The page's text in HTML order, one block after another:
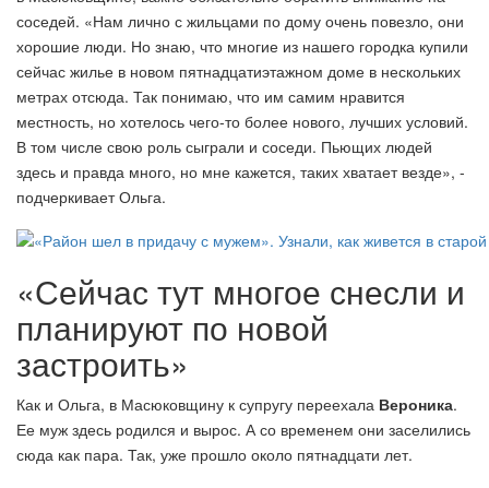
соседей. «Нам лично с жильцами по дому очень повезло, они
хорошие люди. Но знаю, что многие из нашего городка купили
сейчас жилье в новом пятнадцатиэтажном доме в нескольких
метрах отсюда. Так понимаю, что им самим нравится
местность, но хотелось чего-то более нового, лучших условий.
В том числе свою роль сыграли и соседи. Пьющих людей
здесь и правда много, но мне кажется, таких хватает везде», -
подчеркивает Ольга.
«Сейчас тут многое снесли и
планируют по новой
застроить»
Как и Ольга, в Масюковщину к супругу переехала Вероника.
Ее муж здесь родился и вырос. А со временем они заселились
сюда как пара. Так, уже прошло около пятнадцати лет.